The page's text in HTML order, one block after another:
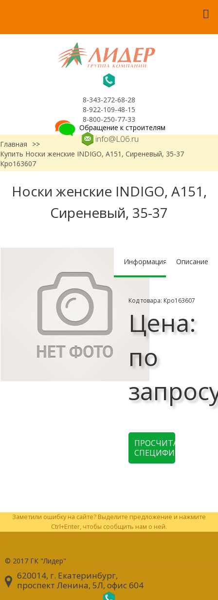
8-343-272-68-28
8-922-109-48-15
8-800-250-77-33
info@L06.ru
Обращение к строителям
Главная
>>
Купить Носки женские INDIGO, А151, Сиреневый, 35-37
Кро163607
Носки женские INDIGO, А151,
Сиреневый, 35-37
Информация Описание
Код товара: Кро163607
Цена:
по
ПРОСЧИТАТЬ
СПЕЦИФИКАЦИЮ
Заметили ошибку на сайте? Выделите предложение и нажмите
Ctrl+Enter, чтобы сообщить нам о ней.
© 2017 ГК "Лидер"
620014, г. Екатеринбург,
проспект Ленина, 5Л, офис 604